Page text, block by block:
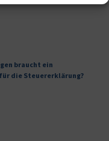
braucht ein
die Steuererklärung?